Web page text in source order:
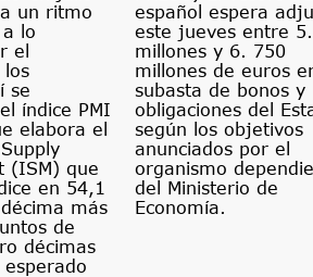
un ritmo
lo
el
los
se
índice PMI
elabora el
(ISM) que
en 54,1
más
de
décimas
español espera
este jueves entre
millones y 6. 750
millones de euros
subasta de bonos y
obligaciones del
según los objetivos
anunciados por el
organismo
del Ministerio de
Economía.